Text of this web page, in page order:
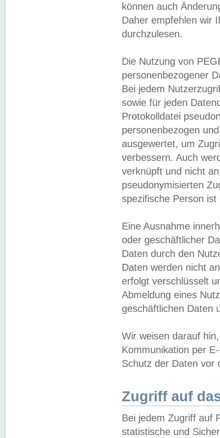
können auch
Daher empfehlen wir
durchzulesen.
Die Nutzung von
personenbezogener
Bei jedem
sowie für jeden
Protokolldatei
personenbezogen
ausgewertet, um
verbessern. Auch
verknüpft und nicht
pseudonymisierten
spezifische Person
Eine Ausnahme
oder geschäftlicher
Daten durch den
Daten werden nicht
erfolgt verschlüsselt
Abmeldung eines
geschäftlichen Daten
Wir weisen darauf
Kommunikation per
Schutz der Daten vor
Zugriff auf
Bei jedem Zugriff auf
statistische und